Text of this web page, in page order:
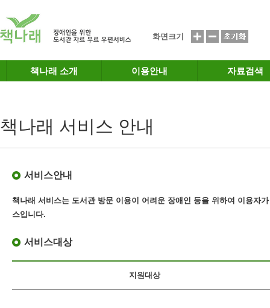
화면크기
책나래 소개 이용안내 자료검색
책나래 서비스 안내
서비스안내
책나래 서비스는 도서관 방문 이용이 어려운 장애인 등을 위하여 이용자
스입니다.
서비스대상
지원대상